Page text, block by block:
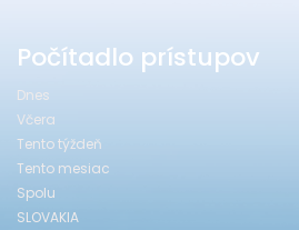
Počítadlo prístupov
Dnes
Včera
Tento týždeň
Tento mesiac
Spolu
SLOVAKIA